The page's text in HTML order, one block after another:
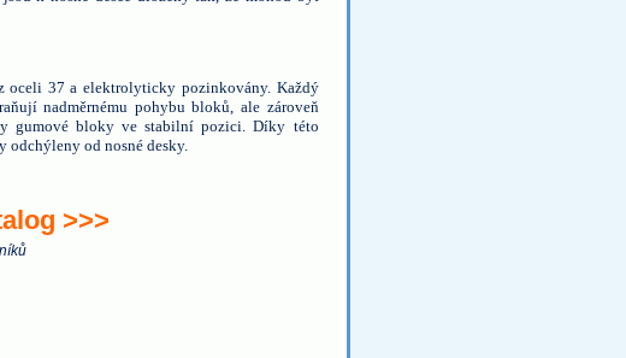
oceli 37 a elektrolyticky pozinkovány. Každý
nadměrnému pohybu bloků, ale zároveň
gumové bloky ve stabilní pozici. Díky této
odchýleny od nosné desky.
>>>